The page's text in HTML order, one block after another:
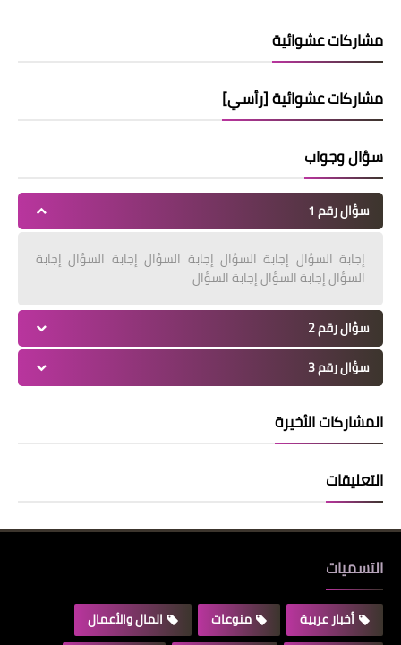
مشاركات عشوائية
مشاركات عشوائية [رأسي]
سؤال وجواب
سؤال رقم 1
إجابة السؤال إجابة السؤال إجابة السؤال إجابة السؤال إجابة
السؤال إجابة السؤال إجابة السؤال
سؤال رقم 2
سؤال رقم 3
المشاركات الأخيرة
التعليقات
التسميات
أخبار عربية منوعات
المال والأعمال